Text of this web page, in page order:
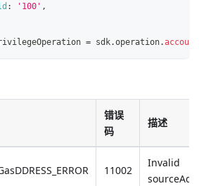
: '100' ,
= sdk.operation.
错误
码
描述
11002
Invalid